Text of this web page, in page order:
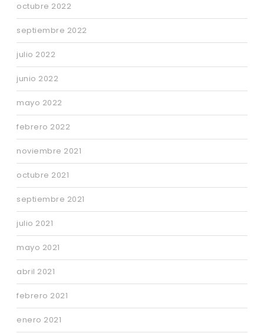
octubre 2022
septiembre 2022
julio 2022
junio 2022
mayo 2022
febrero 2022
noviembre 2021
octubre 2021
septiembre 2021
julio 2021
mayo 2021
abril 2021
febrero 2021
enero 2021